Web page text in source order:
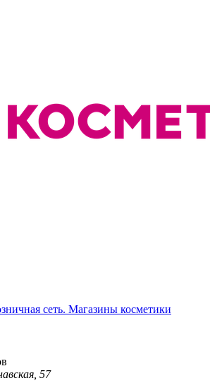
сеть. Магазины косметики
57